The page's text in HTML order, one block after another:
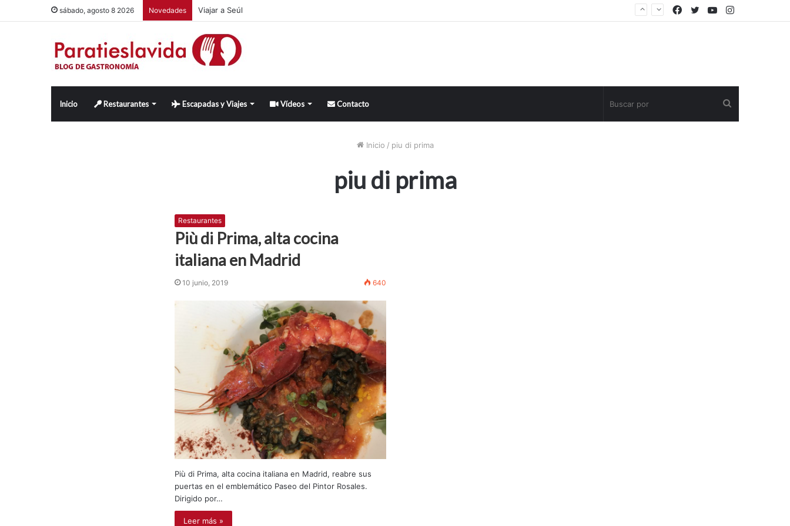
sábado, agosto 8 2026 Novedades Viajar a Seúl YouTube
Twitter
Facebook
Inicio Restaurantes Escapadas y Viajes Vídeos Contacto
Inicio / piu di prima
piu di prima
Restaurantes
Più di Prima, alta cocina
italiana en Madrid
10 junio, 2019 640
Più di Prima, alta cocina italiana en Madrid, reabre sus
puertas en el emblemático Paseo del Pintor Rosales.
Dirigido por…
Leer más »